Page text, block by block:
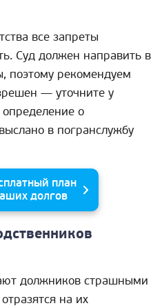
все запреты
Суд должен направить в
поэтому рекомендуем
— уточните у
о
в погранслужбу
план
долгов
должников страшными
на их